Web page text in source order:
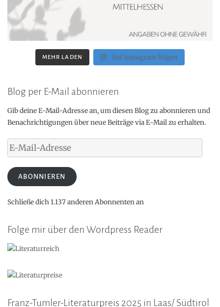
MEHR LADEN Auf Instagram folgen
Blog per E-Mail abonnieren
Gib deine E-Mail-Adresse an, um diesen Blog zu abonnieren und
Benachrichtigungen über neue Beiträge via E-Mail zu erhalten.
E-
Mail-
Adresse
ABONNIEREN
Schließe dich 1.137 anderen Abonnenten an
Folge mir über den Wordpress Reader
Franz-Tumler-Literaturpreis 2025 in Laas/ Südtirol